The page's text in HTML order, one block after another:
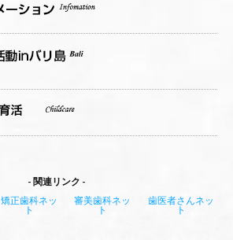
関連リンク
矯正歯科ネッ
ト
審美歯科ネッ
ト
歯医者さんネッ
ト